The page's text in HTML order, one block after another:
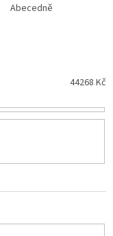
Abecedně
44268 Kč